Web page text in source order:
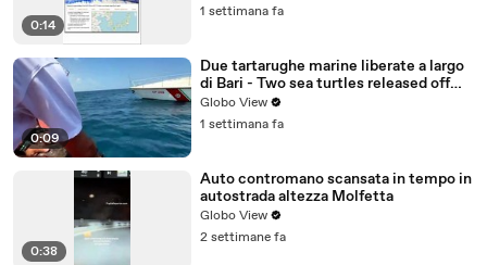
0:14
1 settimana fa
0:09
Due tartarughe marine liberate a largo
di Bari - Two sea turtles released off
the coast of Bari
Globo View
1 settimana fa
0:38
Auto contromano scansata in tempo in
autostrada altezza Molfetta
Globo View
2 settimane fa